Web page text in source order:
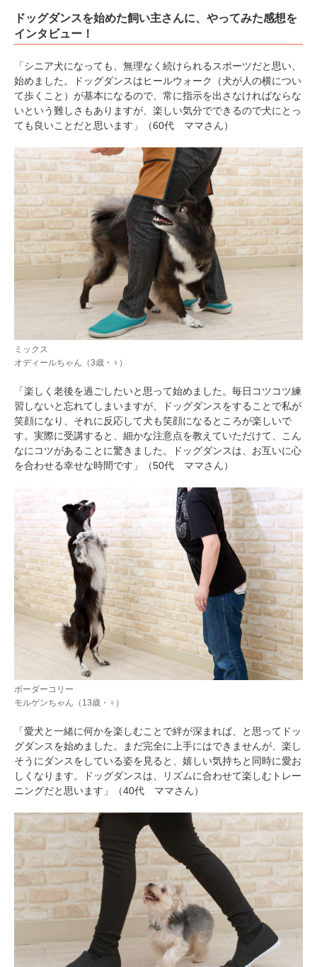
ドッグダンスを始めた飼い主さんに、やってみた感想を
インタビュー！
「シニア犬になっても、無理なく続けられるスポーツだと思い、
始めました。ドッグダンスはヒールウォーク（犬が人の横につい
て歩くこと）が基本になるので、常に指示を出さなければならな
いという難しさもありますが、楽しい気分でできるので犬にとっ
ても良いことだと思います」（60代 ママさん）
ミックス
オディールちゃん（3歳・♀）
「楽しく老後を過ごしたいと思って始めました。毎日コツコツ練
習しないと忘れてしまいますが、ドッグダンスをすることで私が
笑顔になり、それに反応して犬も笑顔になるところが楽しいで
す。実際に受講すると、細かな注意点を教えていただけて、こん
なにコツがあることに驚きました。ドッグダンスは、お互いに心
を合わせる幸せな時間です」（50代 ママさん）
ボーダーコリー
モルゲンちゃん（13歳・♀）
「愛犬と一緒に何かを楽しむことで絆が深まれば、と思ってドッ
グダンスを始めました。まだ完全に上手にはできませんが、楽し
そうにダンスをしている姿を見ると、嬉しい気持ちと同時に愛お
しくなります。ドッグダンスは、リズムに合わせて楽しむトレー
ニングだと思います」（40代 ママさん）
pecodogs
いぬ部をフォロー
pecocats
アプリをダウンロードする